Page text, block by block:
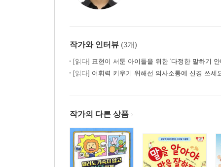
작가와 인터뷰 (3개)
[읽다] 표현이 서툰 아이들을 위한 '다정한 말하기
[읽다] 어휘력 키우기 위해선 의사소통에 신경 쓰세
작가의 다른 상품